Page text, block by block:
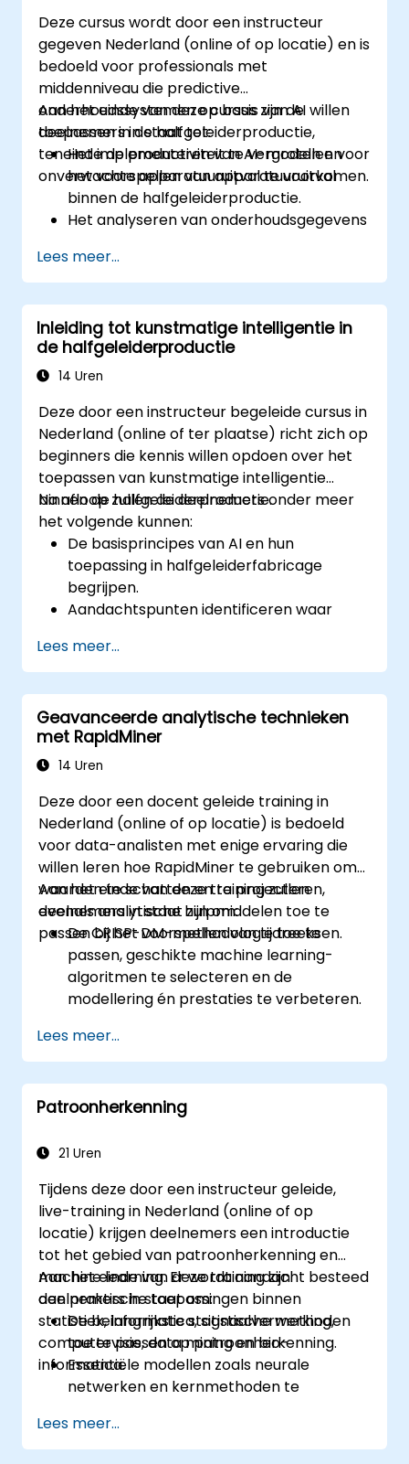
Deze cursus wordt door een instructeur
gegeven Nederland (online of op locatie) en is
bedoeld voor professionals met
middenniveau die predictive
onderhoudssystemen op basis van AI willen
toepassen in de halfgeleiderproductie,
teneinde de productiviteit te vergroten en
onverwachte apparatuuruitval te voorkomen.
Aan het einde van deze cursus zijn de
deelnemers in staat tot:
Het implementeren van AI-modellen voor
het voorspellen van apparatuuruitval
binnen de halfgeleiderproductie.
Het analyseren van onderhoudsgegevens
op potentiële problemen wijzen.
De integratie van AI-gestuurde predictive
onderhoudssystemen in bestaande
productieprocessen.
Het verminderen van stilstand en
onderhoudskosten door proactief
Lees meer...
Inleiding tot kunstmatige intelligentie in
de halfgeleiderproductie
14 Uren
Deze door een instructeur begeleide cursus in
Nederland (online of ter plaatse) richt zich op
beginners die kennis willen opdoen over het
toepassen van kunstmatige intelligentie
binnen de halfgeleiderproductie.
Na afloop zullen de deelnemers onder meer
het volgende kunnen:
De basisprincipes van AI en hun
toepassing in halfgeleiderfabricage
begrijpen.
Aandachtspunten identificeren waar
Tools gebruiken om zowel productiviteit
als kwaliteitscontrole te verbeteren.
Eenvoudige AI-modellen ontwikkelen die
de productieprocessen verfijnen.
Lees meer...
Geavanceerde analytische technieken
met RapidMiner
14 Uren
Deze door een docent geleide training in
Nederland (online of op locatie) is bedoeld
voor data-analisten met enige ervaring die
willen leren hoe RapidMiner te gebruiken om
waarden te schatten en te projecteren,
evenals analytische hulpmiddelen toe te
passen bij het voorspellen van tijdreeksen.
Aan het einde van deze training zullen
deelnemers in staat zijn om:
De CRISP-DM-methodologie toe te
passen, geschikte machine learning-
algoritmen te selecteren en de
modellering én prestaties te verbeteren.
schatten en projecteren van waarden en
om analytische hulpmiddelen in te zetten
bij tijdreeksvoorspellingen.
Lees meer...
Patroonherkenning
21 Uren
Tijdens deze door een instructeur geleide,
live-training in Nederland (online of op
locatie) krijgen deelnemers een introductie
tot het gebied van patroonherkenning en
machine learning. Er wordt aandacht besteed
aan praktische toepassingen binnen
statistiek, informatica, signaalverwerking,
computervisie, data mining en bio-
informatica.
Aan het einde van deze training zijn
deelnemers in staat om:
De belangrijkste statistische methoden
toe te passen op patroonherkenning.
Essentiële modellen zoals neurale
netwerken en kernmethoden te
Gevorderde technieken toe te passen bij
het oplossen van complexe problemen.
Lees meer...